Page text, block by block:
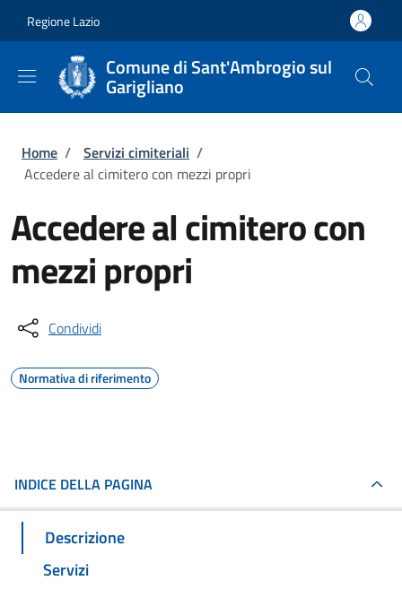
Regione Lazio
Comune di Sant'Ambrogio sul
Garigliano
Briciole di pane
Home / Servizi cimiteriali /
Accedere al cimitero con mezzi propri
Accedere al cimitero con
mezzi propri
Condividi
Normativa di riferimento
INDICE DELLA PAGINA
Descrizione
Servizi